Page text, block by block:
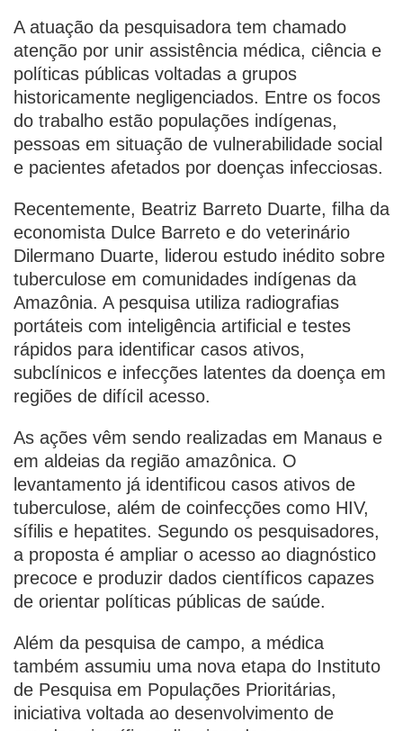
A atuação da pesquisadora tem chamado
atenção por unir assistência médica, ciência e
políticas públicas voltadas a grupos
historicamente negligenciados. Entre os focos
do trabalho estão populações indígenas,
pessoas em situação de vulnerabilidade social
e pacientes afetados por doenças infecciosas.
Recentemente, Beatriz Barreto Duarte, filha da
economista Dulce Barreto e do veterinário
Dilermano Duarte, liderou estudo inédito sobre
tuberculose em comunidades indígenas da
Amazônia. A pesquisa utiliza radiografias
portáteis com inteligência artificial e testes
rápidos para identificar casos ativos,
subclínicos e infecções latentes da doença em
regiões de difícil acesso.
As ações vêm sendo realizadas em Manaus e
em aldeias da região amazônica. O
levantamento já identificou casos ativos de
tuberculose, além de coinfecções como HIV,
sífilis e hepatites. Segundo os pesquisadores,
a proposta é ampliar o acesso ao diagnóstico
precoce e produzir dados científicos capazes
de orientar políticas públicas de saúde.
Além da pesquisa de campo, a médica
também assumiu uma nova etapa do Instituto
de Pesquisa em Populações Prioritárias,
iniciativa voltada ao desenvolvimento de